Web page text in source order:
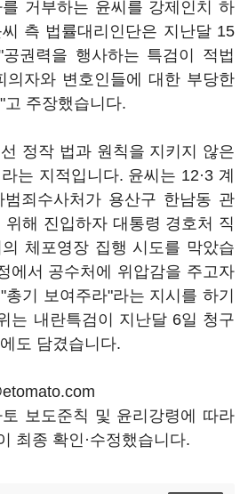
거부하는 윤씨를 강제인치 하
측 법률대리인단은 지난달 15
권력을 행사하는 특검이 적법
의자와 변호인들에 대한 부당한
주장했습니다.
정작 법과 원칙을 지키지 않은
는 지적입니다. 윤씨는 12·3 계
죄수사처가 용산구 한남동 관
해 진입하자 대통령 경호처 직
체포영장 집행 시도를 막았습
에서 공수처에 위압감을 주고자
기 보여주라"라는 지시를 하기
는 내란특검이 지난달 6일 청구
도 담겼습니다.
보도준칙 및 윤리강령에 따라
최종 확인·수정했습니다.